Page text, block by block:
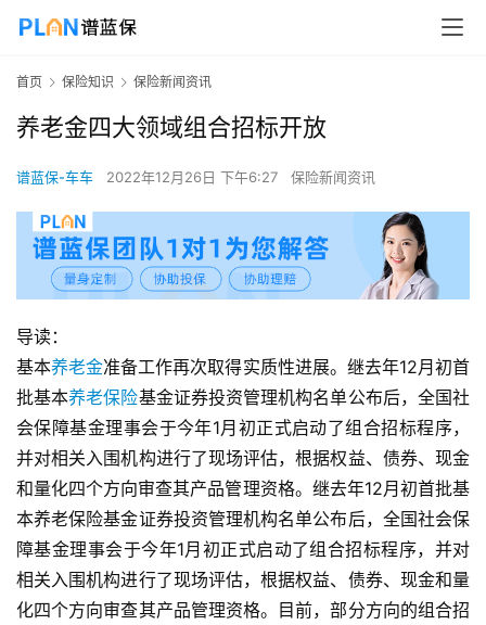
首页 保险知识 保险新闻资讯
养老金四大领域组合招标开放
谱蓝保-车车 2022年12月26日 下午6:27 保险新闻资讯
导读：
基本养老金准备工作再次取得实质性进展。继去年12月初首
批基本养老保险基金证券投资管理机构名单公布后，全国社
会保障基金理事会于今年1月初正式启动了组合招标程序，
并对相关入围机构进行了现场评估，根据权益、债券、现金
和量化四个方向审查其产品管理资格。继去年12月初首批基
本养老保险基金证券投资管理机构名单公布后，全国社会保
障基金理事会于今年1月初正式启动了组合招标程序，并对
相关入围机构进行了现场评估，根据权益、债券、现金和量
化四个方向审查其产品管理资格。目前，部分方向的组合招